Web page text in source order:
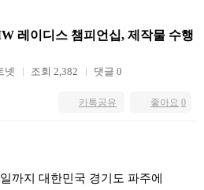
레이디스 챔피언십, 제작물 수행
넷 조회 2,382 댓글 0
좋아요 0
카톡공유
일까지 대한민국 경기도 파주에